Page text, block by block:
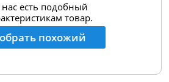
есть подобный
товар.
похожий